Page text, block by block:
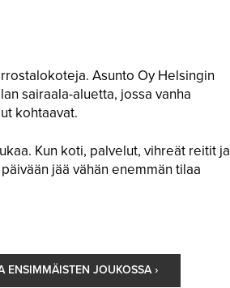
Asunto Oy Helsingin
sairaala-aluetta, jossa vanha
kohtaavat.
Kun koti, palvelut, vihreät reitit ja
jää vähän enemmän tilaa
ENSIMMÄISTEN JOUKOSSA ›